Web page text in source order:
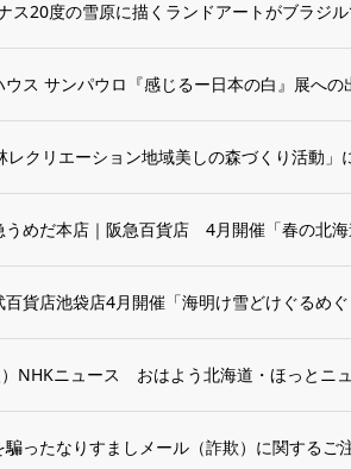
ウス サンパウロ『感じるー日本の白』展への
めだ本店｜阪急百貨店 4月開催「春の北海
貨店池袋店4月開催「海明け雪どけぐるめ
騙ったなりすましメール（詐欺）に関するご